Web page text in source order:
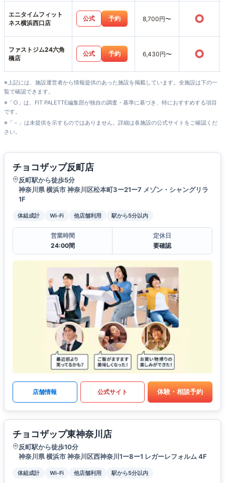
エニタイムフィット
ネス横浜西口店
公式 予約 8,700円〜 ○
ファストジム24六角
橋店
公式 予約 6,430円〜 ○
※上記には、施設運営者から情報提供のあった施設を掲載しています。全施設は下の一
覧で確認できます。
※「○」は、FIT PALETTE編集部が独自の調査・基準に基づき、特におすすめする項目
です。
※「－」は未提供を示すものではありません。詳細は各施設の公式サイトをご確認くだ
さい。
チョコザップ反町店
反町駅から徒歩5分
神奈川県 横浜市 神奈川区松本町3ー21ー7 メゾン・シャングリラ
1F
体組成計 Wi-Fi 他店舗利用 駅から5分以内
営業時間
24:00間
定休日
要確認
店舗情報 公式サイト 体験・相談予約
チョコザップ東神奈川店
反町駅から徒歩10分
神奈川県 横浜市 神奈川区西神奈川1ー8ー1 レガーレフォルム 4F
体組成計 Wi-Fi 他店舗利用 駅から5分以内